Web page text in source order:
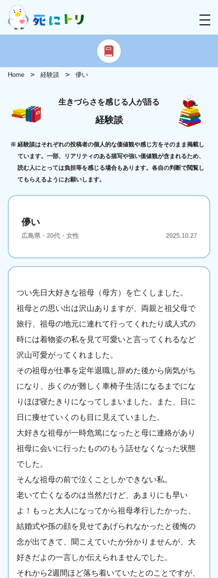
Home 経験談 儚い
生きづらさを感じる人が語る
経験談
経験談はそれぞれの投稿者の個人的な価値観や感じ方をそのまま掲載し
ています。一部、リアリティのある描写や強い価値観が含まれるため、
読む人にとっては負担等を感じる場合もあります。各自の判断で閲覧し
てもらえるようにお願いします。
儚い
広島県・20代・女性 2025.10.27
つい先日大好きな祖母（母方）を亡くしました。
祖母との思い出は沢山ありますが、両親と祖父母で
旅行、祖母の地元に連れて行ってくれたり成人式の
時には着物姿の私を見て可愛いと言ってくれるなど
沢山可愛がってくれました。
その祖母が仕事を定年退職し辞めた後から病気がち
になり、歩くのが難しく車椅子生活になるまでにな
りほぼ寝たきりになってしまいました。また、日に
日に痩せていくのも目に見えていました。
大好きな祖母が一時危篤になったと母に連絡があり
祖母に会いに行ったもののもう話せなくなった状態
でした。
そんな祖母の前で泣くことしかできない私。
老いて亡くなるのは当然だけど、あまりにも早い
よ！もっと大人になってから祖母孝行したかった、
結婚式や孫の顔を見せてあげられなかったと後悔の
念が出てきて、聞こえていたか分かりませんが、大
好きだよの一言しか伝えられませんでした。
それから2週間ほど落ち着いていたとのことですが、